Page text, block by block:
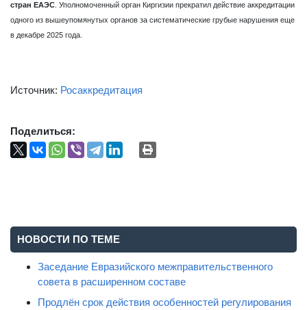
стран ЕАЭС . Уполномоченный орган Киргизии прекратил действие аккредитации
одного из вышеупомянутых органов за систематические грубые нарушения еще
в декабре 2025 года.
Источник: Росаккредитация
Поделиться:
НОВОСТИ ПО ТЕМЕ
Заседание Евразийского межправительственного
совета в расширенном составе
Продлён срок действия особенностей регулирования